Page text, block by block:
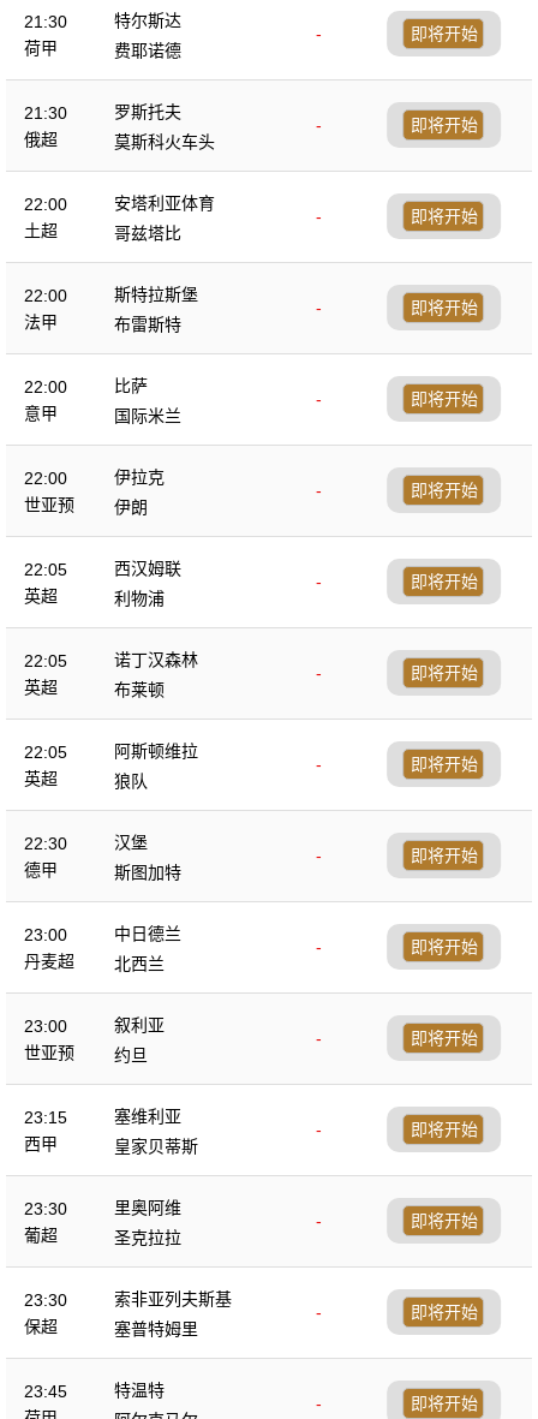
21:30
荷甲
特尔斯达
-
费耶诺德
即将开始
21:30
俄超
罗斯托夫
-
莫斯科火车头
即将开始
22:00
土超
安塔利亚体育
-
哥兹塔比
即将开始
22:00
法甲
斯特拉斯堡
-
布雷斯特
即将开始
22:00
意甲
比萨
-
国际米兰
即将开始
22:00
世亚预
伊拉克
-
伊朗
即将开始
22:05
英超
西汉姆联
-
利物浦
即将开始
22:05
英超
诺丁汉森林
-
布莱顿
即将开始
22:05
英超
阿斯顿维拉
-
狼队
即将开始
22:30
德甲
汉堡
-
斯图加特
即将开始
23:00
丹麦超
中日德兰
-
北西兰
即将开始
23:00
世亚预
叙利亚
-
约旦
即将开始
23:15
西甲
塞维利亚
-
皇家贝蒂斯
即将开始
23:30
葡超
里奥阿维
-
圣克拉拉
即将开始
23:30
保超
索非亚列夫斯基
-
塞普特姆里
即将开始
23:45
特温特
-
即将开始